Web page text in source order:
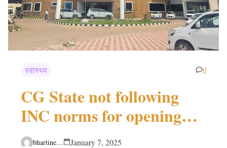
स्वास्थ्य 0
CG State not following
INC norms for opening
new nursing college.
bhartinews.org
January 7, 2025